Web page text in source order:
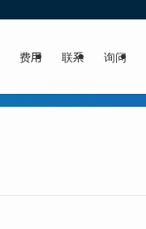
费用 联系 询问